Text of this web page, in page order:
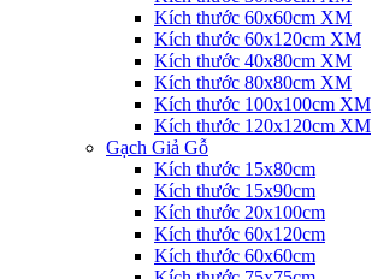
Kích thước 60x60cm XM
Kích thước 60x120cm XM
Kích thước 40x80cm XM
Kích thước 80x80cm XM
Kích thước 100x100cm XM
Kích thước 120x120cm XM
Gạch Giả Gỗ
Kích thước 15x80cm
Kích thước 15x90cm
Kích thước 20x100cm
Kích thước 60x120cm
Kích thước 60x60cm